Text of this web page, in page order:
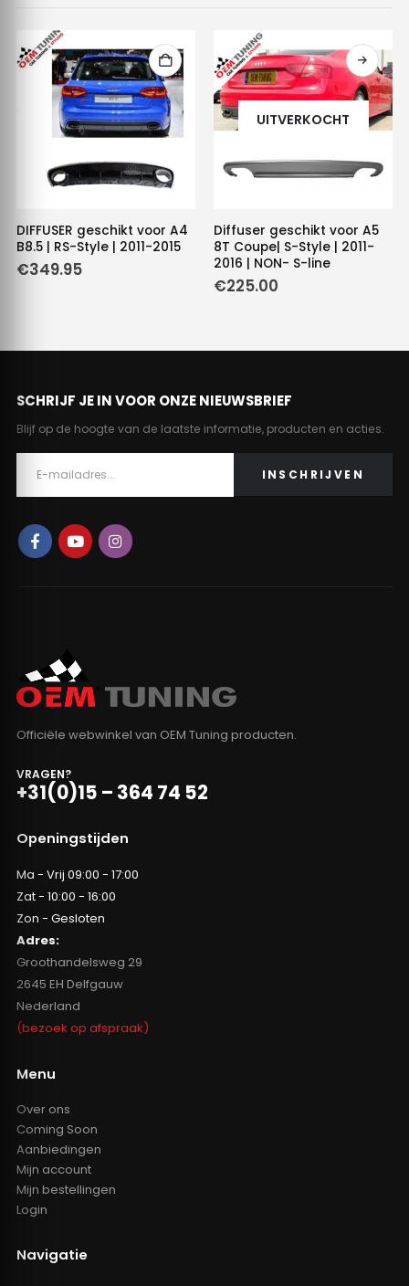
DIFFUSER geschikt voor A4
B8.5 | RS-Style | 2011-2015
€349.95
UITVERKOCHT
Diffuser geschikt voor A5
8T Coupe| S-Style | 2011-
2016 | NON- S-line
€225.00
SCHRIJF JE IN VOOR ONZE NIEUWSBRIEF
Blijf op de hoogte van de laatste informatie, producten en acties.
Officiële webwinkel van OEM Tuning producten.
VRAGEN?
+31(0)15 – 364 74 52
Openingstijden
Ma - Vrij 09:00 - 17:00
Zat - 10:00 - 16:00
Zon - Gesloten
Adres:
Groothandelsweg 29
2645 EH Delfgauw
Nederland
(bezoek op afspraak)
Menu
Over ons
Coming Soon
Aanbiedingen
Mijn account
Mijn bestellingen
Login
Navigatie